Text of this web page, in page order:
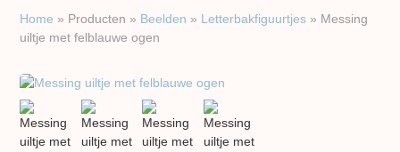
Home » Producten » Beelden » Letterbakfiguurtjes » Messing
uiltje met felblauwe ogen
previous
next